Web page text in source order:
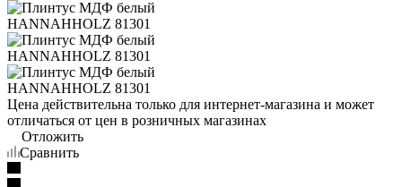
Цена действительна только для интернет-магазина и может
отличаться от цен в розничных магазинах
Отложить
Сравнить